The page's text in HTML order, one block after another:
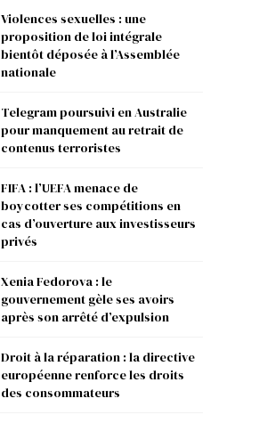
Violences sexuelles : une
proposition de loi intégrale
bientôt déposée à l’Assemblée
nationale
Telegram poursuivi en Australie
pour manquement au retrait de
contenus terroristes
FIFA : l’UEFA menace de
boycotter ses compétitions en
cas d’ouverture aux investisseurs
privés
Xenia Fedorova : le
gouvernement gèle ses avoirs
après son arrêté d’expulsion
Droit à la réparation : la directive
européenne renforce les droits
des consommateurs